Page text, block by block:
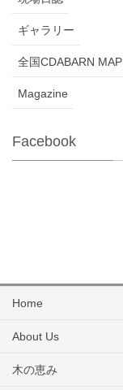
ギャラリー
全国CDABARN MAP
Magazine
Facebook
Home
About Us
木の恵み